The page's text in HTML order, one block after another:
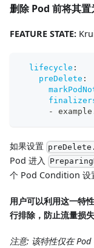
删除 Pod 前将其
FEATURE STATE:
lifecycle :
preDelete :
-
如果设置
Pod 进入
个 Pod Condition 设
用户可以利用这一特
行排除，防止流量损失
注意: 该特性仅在 Pod